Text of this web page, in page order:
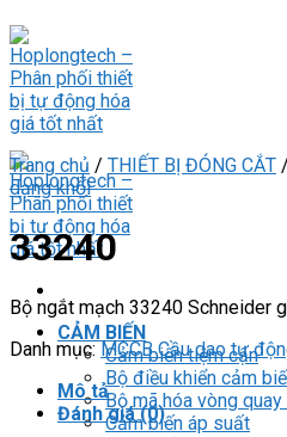
Skip
to
content
CẢM BIẾN
Cảm biến tiệm cận
Bộ điều khiển cảm
Bộ mã hóa vòng
Cảm biến áp suất
Trang chủ / THIẾT BỊ ĐÓNG CẮT /
dạng khối
33240
Bộ ngắt mạch 33240 Schneider
Danh mục:MCCB Cầu dao tự
Mô tả
Đánh giá (0)